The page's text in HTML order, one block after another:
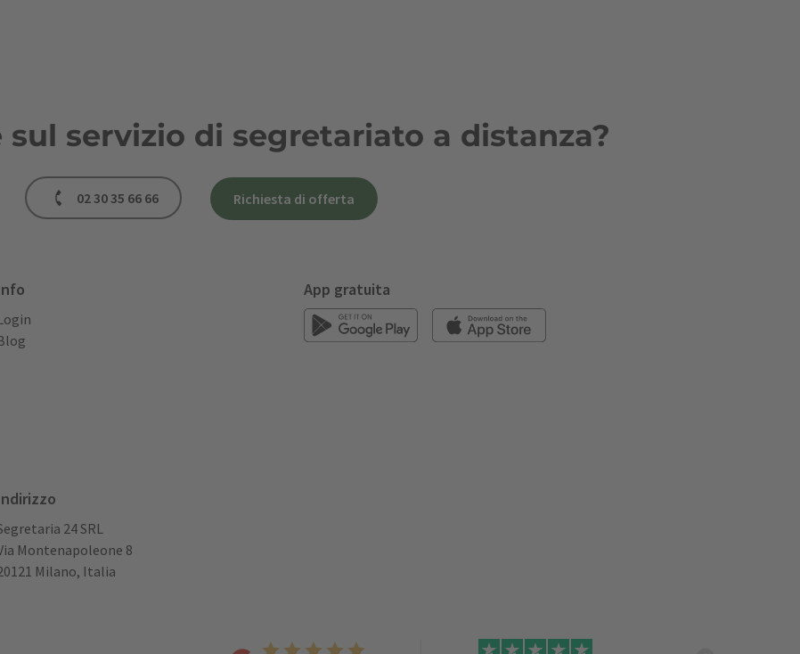
sul servizio di segretariato a distanza?
02 30 35 66 66 Richiesta di offerta
24 SRL
Montenapoleone 8
Milano, Italia
App gratuita